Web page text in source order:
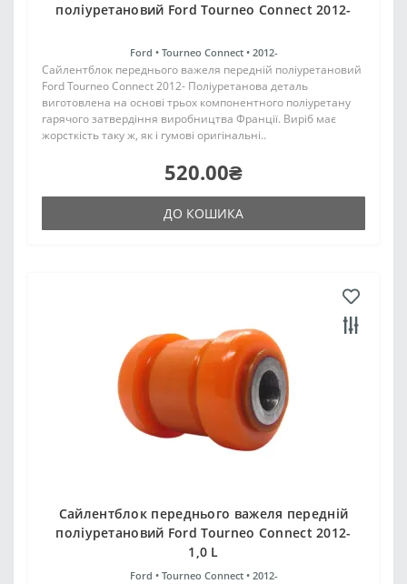
поліуретановий Ford Tourneo Connect 2012-
Ford • Tourneo Connect • 2012-
Сайлентблок переднього важеля передній поліуретановий
Ford Tourneo Connect 2012- Поліуретанова деталь
виготовлена на основі трьох компонентного поліуретану
гарячого затвердіння виробництва Франції. Виріб має
жорсткість таку ж, як і гумові оригінальні..
520.00₴
ДО КОШИКА
Сайлентблок переднього важеля передній
поліуретановий Ford Tourneo Connect 2012-
1,0 L
Ford • Tourneo Connect • 2012-